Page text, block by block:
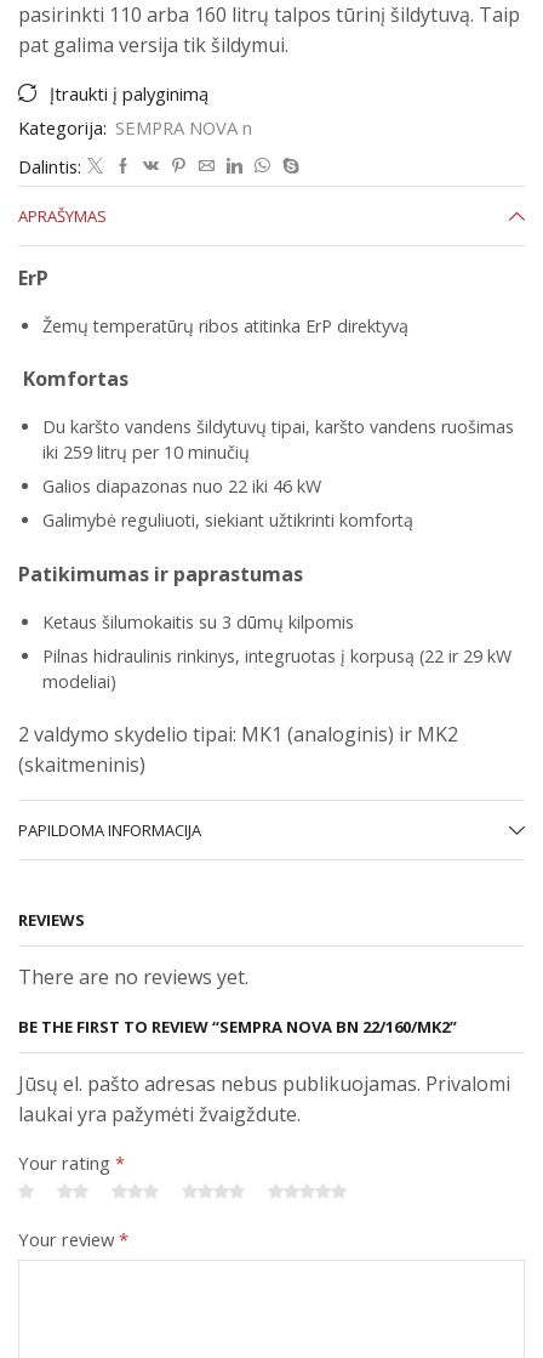
pasirinkti 110 arba 160 litrų talpos tūrinį šildytuvą. Taip
pat galima versija tik šildymui.
Įtraukti į palyginimą
Kategorija: SEMPRA NOVA n
Dalintis:
APRAŠYMAS
ErP
Žemų temperatūrų ribos atitinka ErP direktyvą
Komfortas
Du karšto vandens šildytuvų tipai, karšto vandens ruošimas
iki 259 litrų per 10 minučių
Galios diapazonas nuo 22 iki 46 kW
Galimybė reguliuoti, siekiant užtikrinti komfortą
Patikimumas ir paprastumas
Ketaus šilumokaitis su 3 dūmų kilpomis
Pilnas hidraulinis rinkinys, integruotas į korpusą (22 ir 29 kW
modeliai)
2 valdymo skydelio tipai: MK1 (analoginis) ir MK2
(skaitmeninis)
PAPILDOMA INFORMACIJA
REVIEWS
There are no reviews yet.
BE THE FIRST TO REVIEW “SEMPRA NOVA BN 22/160/MK2”
Jūsų el. pašto adresas nebus publikuojamas. Privalomi
laukai yra pažymėti žvaigždute.
Your rating *
Your review*